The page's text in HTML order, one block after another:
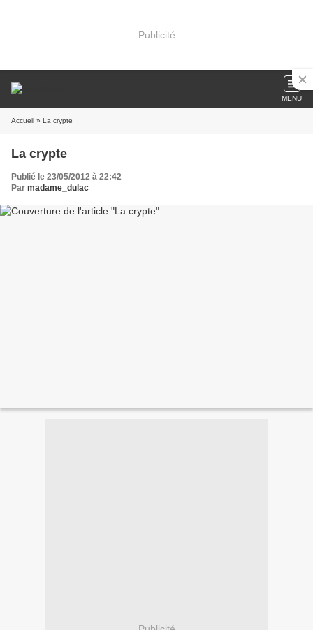
Publicité
MENU
Accueil » La crypte
La crypte
Publié le 23/05/2012 à 22:42
Par madame_dulac